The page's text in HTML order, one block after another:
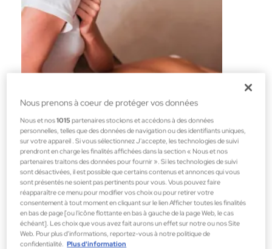
Services Beauty Júlia
E-THÉRAPIE DE MASSAGE LOCALE
Traitements Corporels
0,00 €
Nous prenons à coeur de protéger vos données
Nous et nos1015 partenaires stockons et accédons à des données
personnelles, telles que des données de navigation ou des identifiants uniques,
sur votre appareil . Si vous sélectionnez J'accepte, les technologies de suivi
prendront en charge les finalités affichées dans la section « Nous et nos
partenaires traitons des données pour fournir ». Si les technologies de suivi
sont désactivées, il est possible que certains contenus et annonces qui vous
sont présentés ne soient pas pertinents pour vous. Vous pouvez faire
réapparaître ce menu pour modifier vos choix ou pour retirer votre
consentement à tout moment en cliquant sur le lien Afficher toutes les finalités
en bas de page [ou l'icône flottante en bas à gauche de la page Web, le cas
échéant]. Les choix que vous avez fait aurons un effet sur notre ou nos Site
Web. Pour plus d’informations, reportez-vous à notre politique de
confidentialité. Plus d'information